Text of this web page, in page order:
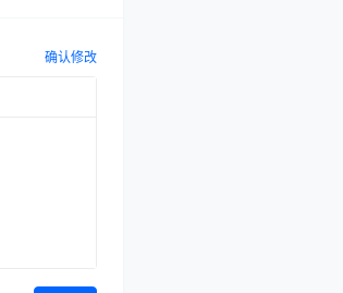
确认修改